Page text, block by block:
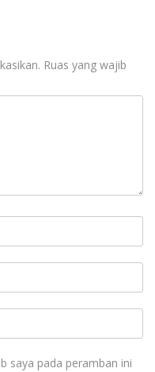
Ruas yang wajib
saya pada peramban ini